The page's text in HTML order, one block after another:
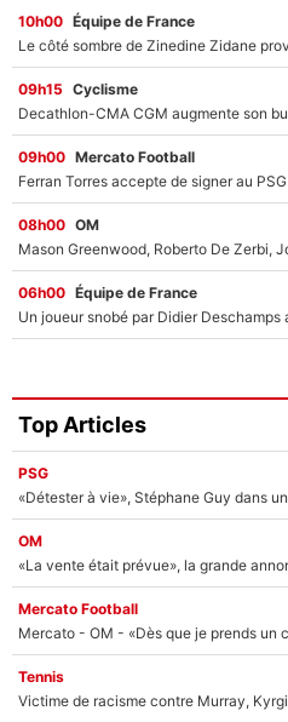
10h00 Équipe de France
09h15 Cyclisme
09h00 Mercato Football
08h00 OM
06h00 Équipe de France
Top Articles
PSG
«Détester à vie», Stéphane Guy dans
OM
«La vente était prévue», la grande
Mercato Football
Tennis